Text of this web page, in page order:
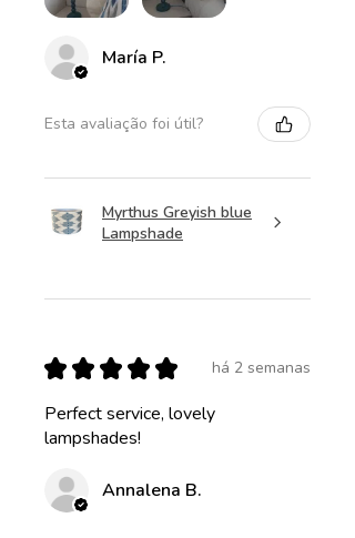
María P.
Esta avaliação foi útil?
Myrthus Greyish blue
Lampshade
★ ★ ★ ★ ★ há 2 semanas
Perfect service, lovely
lampshades!
Annalena B.